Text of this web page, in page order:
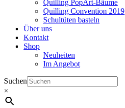
Quilling PopArt-Bäume
Quilling Convention 2019
Schultüten basteln
Über uns
Kontakt
Shop
Neuheiten
Im Angebot
Suchen
×